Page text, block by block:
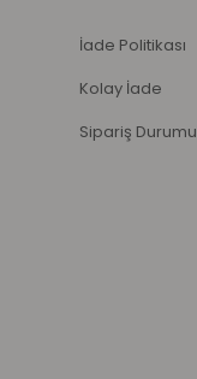
İade Politikası
Kolay İade
Sipariş Durumu